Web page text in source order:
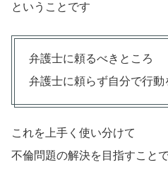
ということです
弁護士に頼るべきところ
弁護士に頼らず自分で行動
これを上手く使い分けて
不倫問題の解決を目指すこと